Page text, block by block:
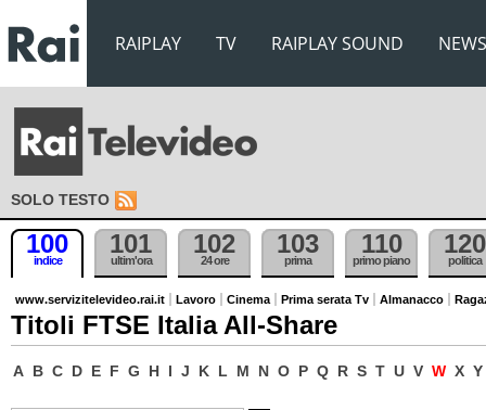
RAIPLAY TV RAIPLAY SOUND NEWS
SOLO TESTO
100
indice
101
ultim'ora
102
24 ore
103
prima
110
primo piano
120
politica
www.servizitelevideo.rai.it Lavoro Cinema Prima serata Tv Almanacco
Titoli FTSE Italia All-Share
A B C D E F G H I J K L M N O P Q R S T U V W X Y